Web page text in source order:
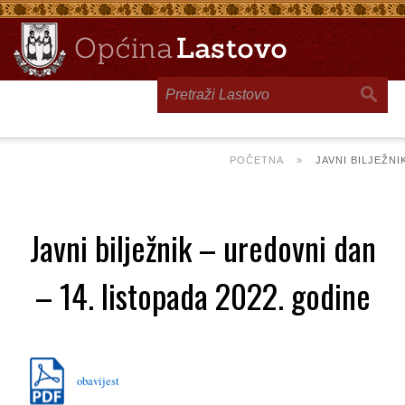
POČETNA » JAVNI
Javni bilježnik – uredovni dan
– 14. listopada 2022. godine
obavijest